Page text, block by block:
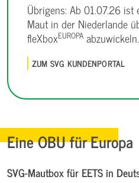
Übrigens: Ab 01.07.26
Maut in der Niederlande
fleXboxEUROPA abzuwickeln.
ZUM SVG KUNDENPORTAL
Eine OBU für Europa
SVG-Mautbox für EETS in